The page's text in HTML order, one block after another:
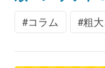
コラム 粗